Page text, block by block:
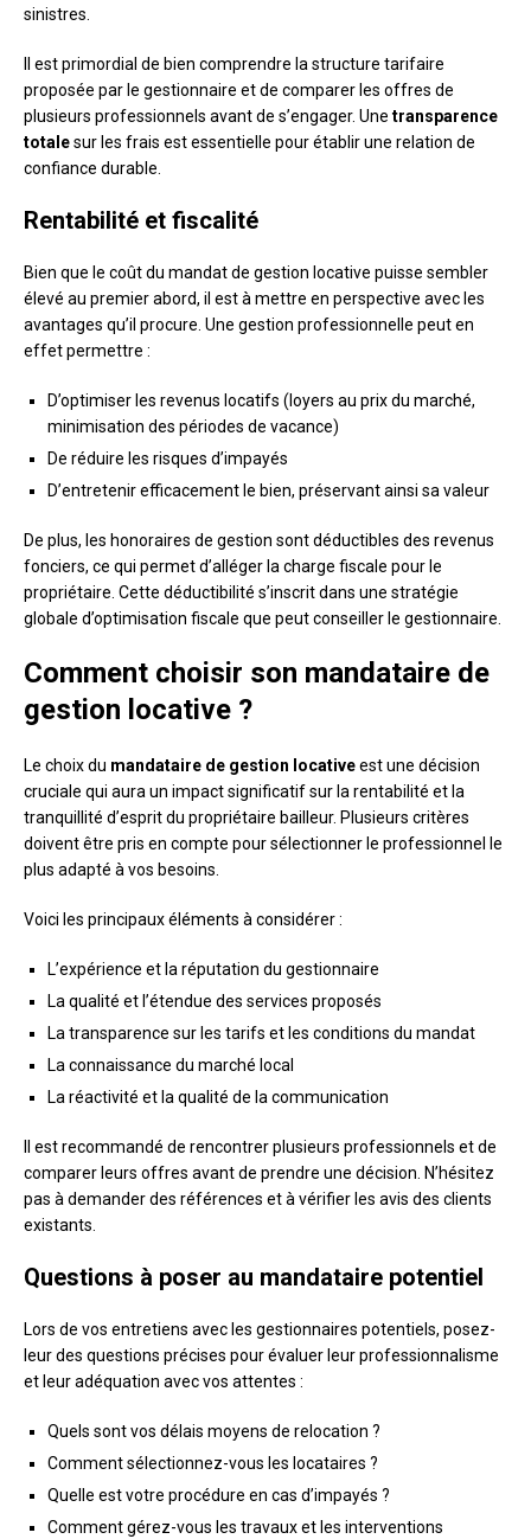
sinistres.
Il est primordial de bien comprendre la structure tarifaire
proposée par le gestionnaire et de comparer les offres de
plusieurs professionnels avant de s’engager. Une transparence
totalesur les frais est essentielle pour établir une relation de
confiance durable.
Rentabilité et fiscalité
Bien que le coût du mandat de gestion locative puisse sembler
élevé au premier abord, il est à mettre en perspective avec les
avantages qu’il procure. Une gestion professionnelle peut en
effet permettre :
D’optimiser les revenus locatifs (loyers au prix du marché,
minimisation des périodes de vacance)
De réduire les risques d’impayés
D’entretenir efficacement le bien, préservant ainsi sa valeur
De plus, les honoraires de gestion sont déductibles des revenus
fonciers, ce qui permet d’alléger la charge fiscale pour le
propriétaire. Cette déductibilité s’inscrit dans une stratégie
globale d’optimisation fiscale que peut conseiller le gestionnaire.
Comment choisir son mandataire de
gestion locative ?
Le choix du mandataire de gestion locativeest une décision
cruciale qui aura un impact significatif sur la rentabilité et la
tranquillité d’esprit du propriétaire bailleur. Plusieurs critères
doivent être pris en compte pour sélectionner le professionnel le
plus adapté à vos besoins.
Voici les principaux éléments à considérer :
L’expérience et la réputation du gestionnaire
La qualité et l’étendue des services proposés
La transparence sur les tarifs et les conditions du mandat
La connaissance du marché local
La réactivité et la qualité de la communication
Il est recommandé de rencontrer plusieurs professionnels et de
comparer leurs offres avant de prendre une décision. N’hésitez
pas à demander des références et à vérifier les avis des clients
existants.
Questions à poser au mandataire potentiel
Lors de vos entretiens avec les gestionnaires potentiels, posez-
leur des questions précises pour évaluer leur professionnalisme
et leur adéquation avec vos attentes :
Quels sont vos délais moyens de relocation ?
Comment sélectionnez-vous les locataires ?
Quelle est votre procédure en cas d’impayés ?
Comment gérez-vous les travaux et les interventions